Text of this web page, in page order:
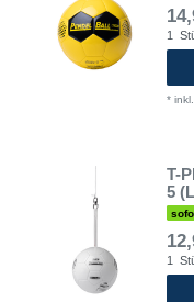
1
*
T-
5
1